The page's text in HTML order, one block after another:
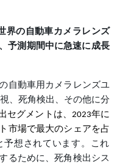
界の自動車カメラレンズ
、予測期間中に急速に成長
自動車用カメラレンズユ
、死角検出、その他に分
セグメントは、2023年に
市場で最大のシェアを占
予想されています。これ
るために、死角検出シス